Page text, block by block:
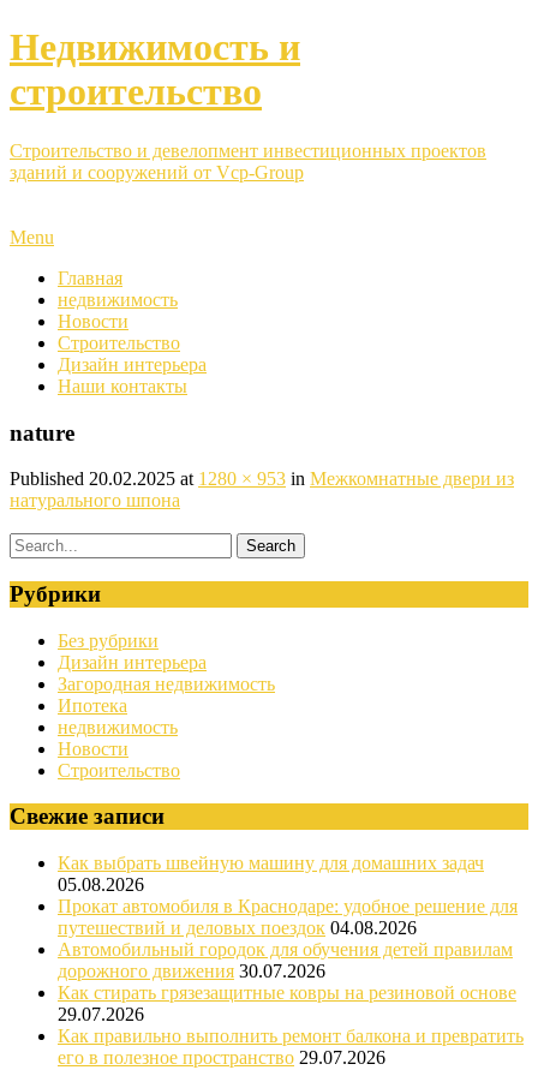
Недвижимость и
строительство
Строительство и девелопмент инвестиционных проектов
зданий и сооружений от Vcp-Group
Menu
Главная
недвижимость
Новости
Строительство
Дизайн интерьера
Наши контакты
nature
Published 20.02.2025 at 1280 × 953 in Межкомнатные двери из
натурального шпона
Рубрики
Без рубрики
Дизайн интерьера
Загородная недвижимость
Ипотека
недвижимость
Новости
Строительство
Свежие записи
Как выбрать швейную машину для домашних задач
05.08.2026
Прокат автомобиля в Краснодаре: удобное решение для
путешествий и деловых поездок 04.08.2026
Автомобильный городок для обучения детей правилам
дорожного движения 30.07.2026
Как стирать грязезащитные ковры на резиновой основе
29.07.2026
Как правильно выполнить ремонт балкона и превратить
его в полезное пространство 29.07.2026